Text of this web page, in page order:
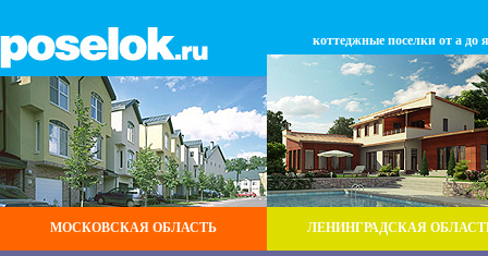
МОСКОВСКАЯ ОБЛАСТЬ
коттеджные поселки от а до я
ЛЕНИНГРАДСКАЯ